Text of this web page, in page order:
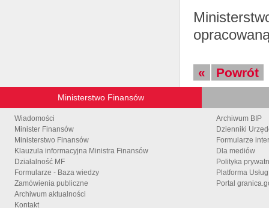
« Powrót
Ministerstwo Finansów
Wiadomości
Minister Finansów
Ministerstwo Finansów
Klauzula informacyjna Ministra Finansów
Działalność MF
Formularze - Baza wiedzy
Zamówienia publiczne
Archiwum aktualności
Kontakt
Archiwum BIP
Dzienniki
Formularze
Dla mediów
Polityka
Platforma
Portal